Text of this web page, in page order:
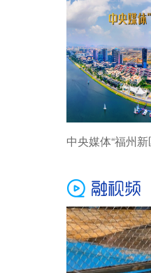
中央媒体“福州